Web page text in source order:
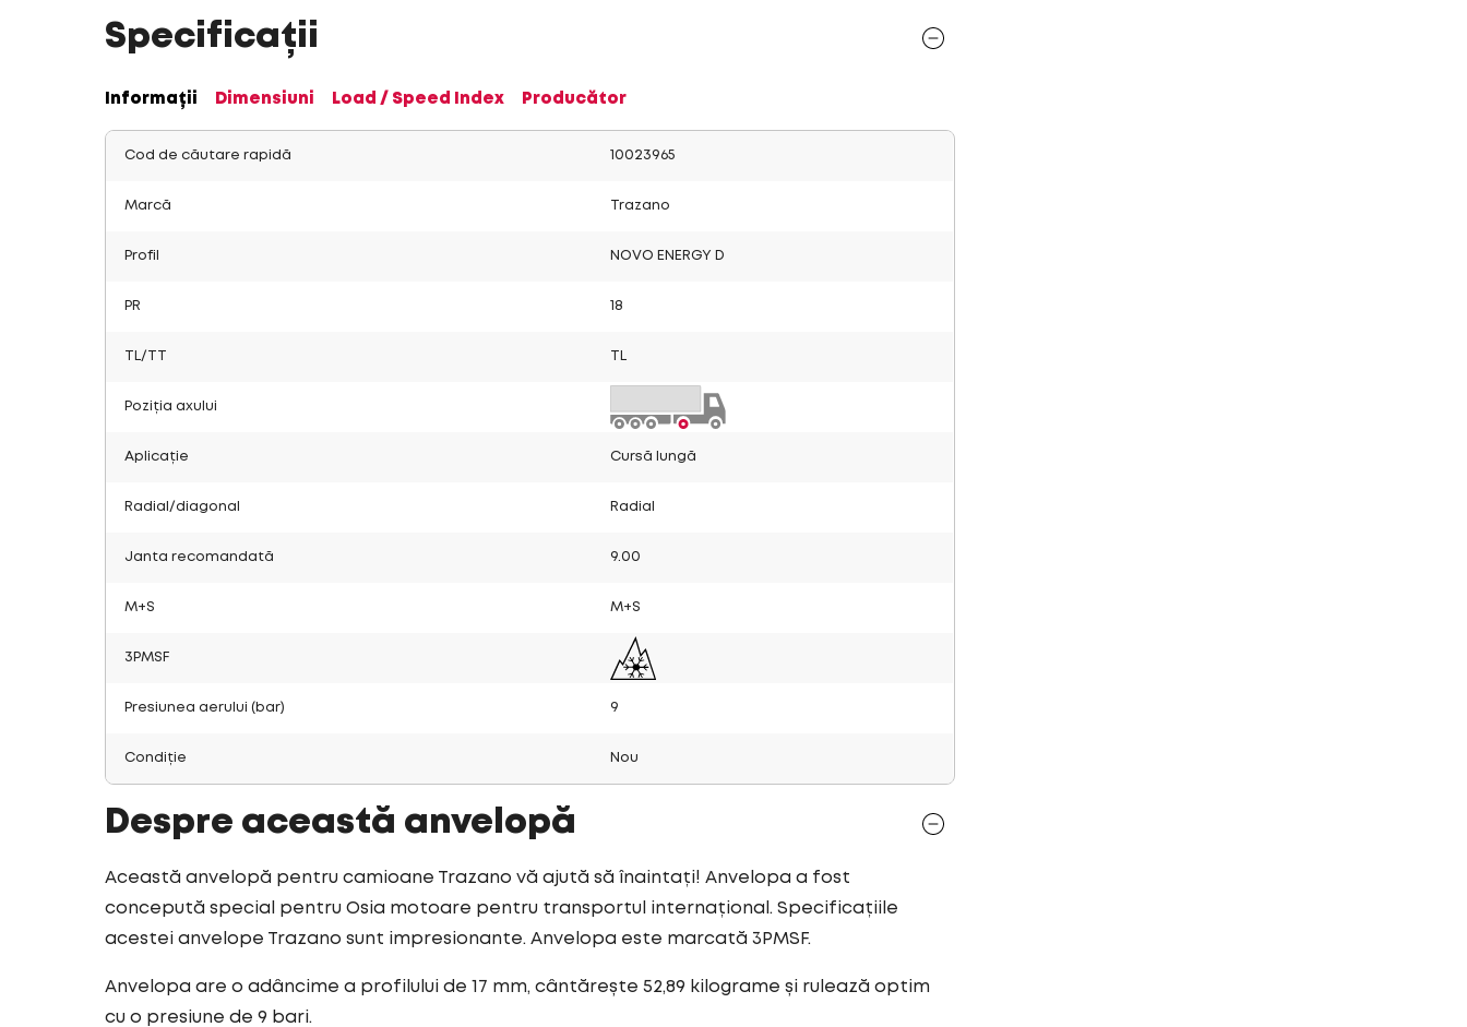
Specificații
Informații Dimensiuni Load / Speed Index Producător
Cod de căutare rapidă 10023965
Marcă Trazano
Profil NOVO ENERGY D
PR 18
TL/TT
Poziția axului
Aplicație Cursă lungă
Radial/diagonal Radial
Janta recomandată 9.00
M+S M+S
3PMSF
Presiunea aerului (bar) 9
Condiție Nou
Despre această anvelopă
Această anvelopă pentru camioane Trazano vă ajută să înaintați! Anvelopa a fost
concepută special pentru Osia motoare pentru transportul internațional. Specificațiile
acestei anvelope Trazano sunt impresionante. Anvelopa este marcată 3PMSF.
Anvelopa are o adâncime a profilului de 17 mm, cântărește 52,89 kilograme și rulează optim
cu o presiune de 9 bari.